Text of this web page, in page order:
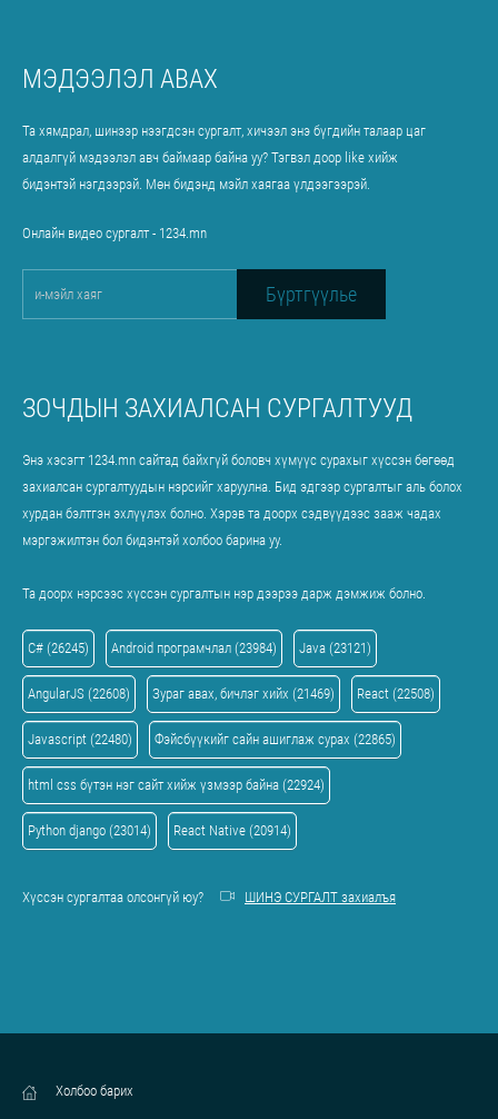
МЭДЭЭЛЭЛ АВАХ
Та хямдрал, шинээр нээгдсэн сургалт, хичээл энэ бүгдийн талаар цаг
алдалгүй мэдээлэл авч баймаар байна уу? Тэгвэл доор like хийж
бидэнтэй нэгдээрэй. Мөн бидэнд мэйл хаягаа үлдээгээрэй.
Онлайн видео сургалт - 1234.mn
ЗОЧДЫН ЗАХИАЛСАН СУРГАЛТУУД
Энэ хэсэгт 1234.mn сайтад байхгүй боловч хүмүүс сурахыг хүссэн бөгөөд
захиалсан сургалтуудын нэрсийг харуулна. Бид эдгээр сургалтыг аль болох
хурдан бэлтгэн эхлүүлэх болно. Хэрэв та доорх сэдвүүдээс зааж чадах
мэргэжилтэн бол бидэнтэй холбоо барина уу.
Та доорх нэрсээс хүссэн сургалтын нэр дээрээ дарж дэмжиж болно.
C# (26245) Android програмчлал (23984) Java (23121)
AngularJS (22608) Зураг авах, бичлэг хийх (21469) React (22508)
Javascript (22480) Фэйсбүүкийг сайн ашиглаж сурах (22865)
html css бүтэн нэг сайт хийж үзмээр байна (22924)
Python django (23014) React Native (20914)
Хүссэн сургалтаа олсонгүй юу? ШИНЭ СУРГАЛТ захиалъя
Холбоо барих